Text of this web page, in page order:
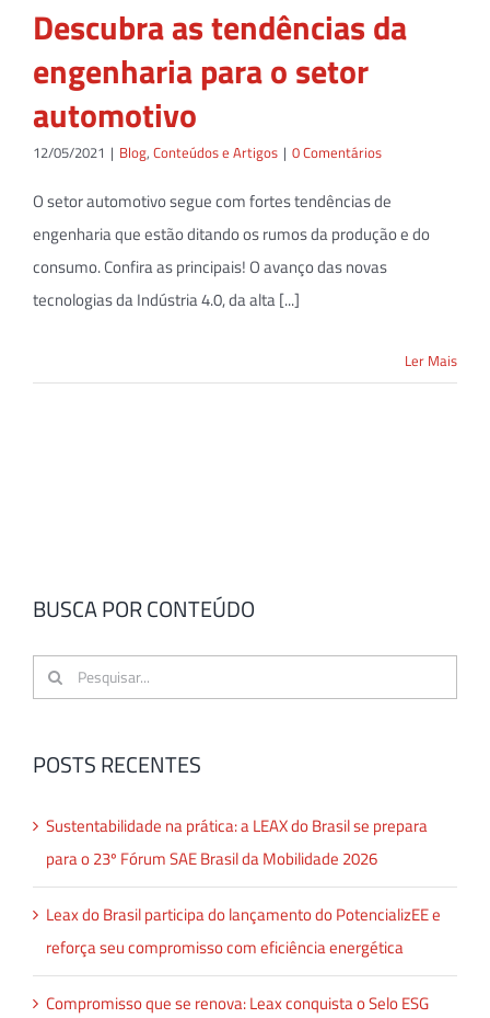
Descubra as tendências da
engenharia para o setor
automotivo
12/05/2021 | Blog, Conteúdos e Artigos | 0 Comentários
O setor automotivo segue com fortes tendências de
engenharia que estão ditando os rumos da produção e do
consumo. Confira as principais! O avanço das novas
tecnologias da Indústria 4.0, da alta [...]
Ler Mais
BUSCA POR CONTEÚDO
Buscar
resultados
POSTS RECENTES
Sustentabilidade na prática: a LEAX do Brasil se prepara
para o 23º Fórum SAE Brasil da Mobilidade 2026
Leax do Brasil participa do lançamento do PotencializEE e
reforça seu compromisso com eficiência energética
Compromisso que se renova: Leax conquista o Selo ESG